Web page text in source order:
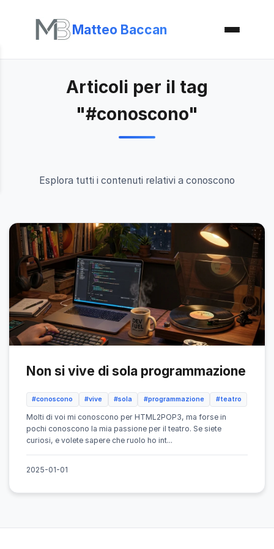
Matteo Baccan
Articoli per il tag
"#conoscono"
Esplora tutti i contenuti relativi a conoscono
Non si vive di sola programmazione
#conoscono #vive #sola #programmazione #teatro
Molti di voi mi conoscono per HTML2POP3, ma forse in
pochi conoscono la mia passione per il teatro. Se siete
curiosi, e volete sapere che ruolo ho int...
2025-01-01